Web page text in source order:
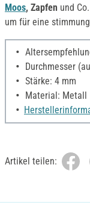
Moos, Zapfen und
um für eine
Durchmesser
Stärke: 4 mm
Material: Metall
Artikel teilen: